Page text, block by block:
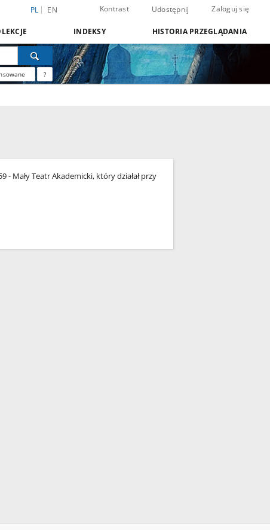
PL EN Kontrast Udostępnij Zaloguj się
INDEKSY HISTORIA PRZEGLĄDANIA
?
Mały Teatr Akademicki, który działał przy